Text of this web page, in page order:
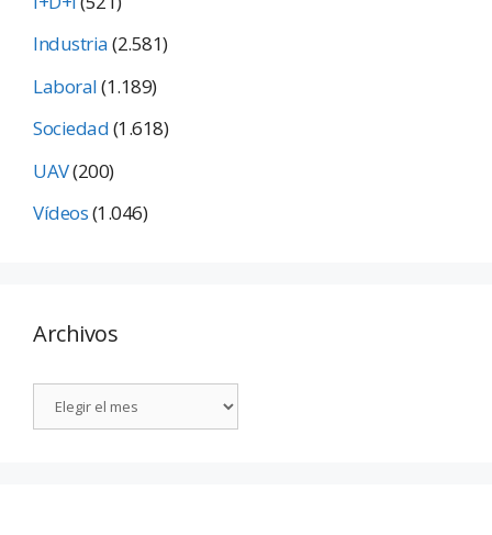
Industria(2.581)
Laboral(1.189)
Sociedad(1.618)
UAV(200)
Vídeos(1.046)
Archivos